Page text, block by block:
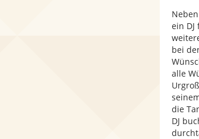
ein
bei
alle
die
DJ